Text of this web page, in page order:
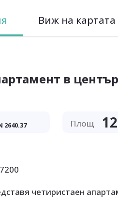
Виж на картата
в
2640.37 Площ
четиристаен